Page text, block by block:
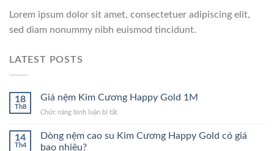
Lorem ipsum dolor sit amet, consectetuer adipiscing elit,
sed diam nonummy nibh euismod tincidunt.
LATEST POSTS
18
Th8
Giá nệm Kim Cương Happy Gold 1M
Chức năng bình luận bị tắtở
nệm
14
Th4
Dòng nệm cao su Kim Cương Happy Gold có giá
bao nhiêu?